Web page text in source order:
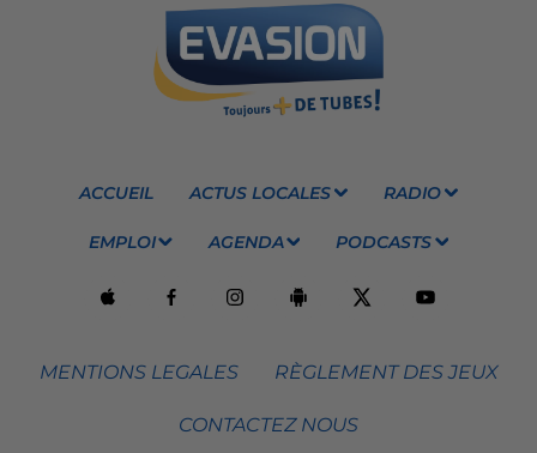
ACCUEIL ACTUS LOCALES RADIO
EMPLOI AGENDA PODCASTS
MENTIONS LEGALES RÈGLEMENT DES JEUX
CONTACTEZ NOUS